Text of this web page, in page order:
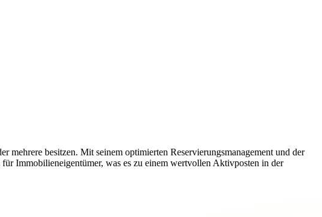
besitzen. Mit seinem optimierten Reservierungsmanagement und der
Immobilieneigentümer, was es zu einem wertvollen Aktivposten in der